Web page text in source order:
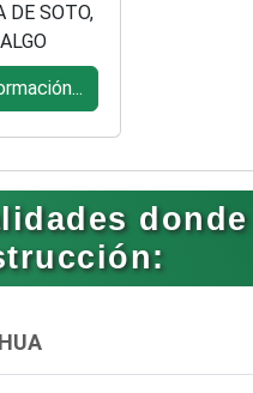
DE SOTO,